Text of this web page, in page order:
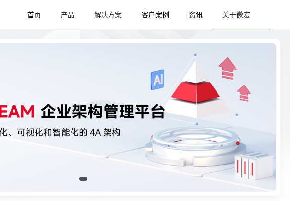
首页 产品 解决方案 客户案例 资讯 关于微宏